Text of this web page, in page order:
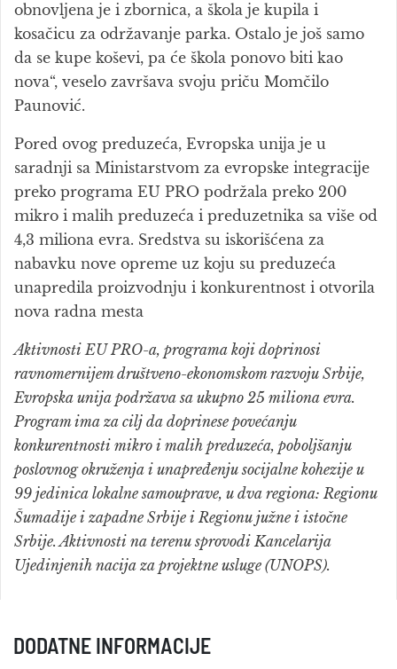
obnovljena je i zbornica, a škola je kupila i
kosačicu za održavanje parka. Ostalo je još samo
da se kupe koševi, pa će škola ponovo biti kao
nova“, veselo završava svoju priču Momčilo
Paunović.
Pored ovog preduzeća, Evropska unija je u
saradnji sa Ministarstvom za evropske integracije
preko programa EU PRO podržala preko 200
mikro i malih preduzeća i preduzetnika sa više od
4,3 miliona evra. Sredstva su iskorišćena za
nabavku nove opreme uz koju su preduzeća
unapredila proizvodnju i konkurentnost i otvorila
nova radna mesta
Aktivnosti EU PRO-a, programa koji doprinosi
ravnomernijem društveno-ekonomskom razvoju Srbije,
Evropska unija podržava sa ukupno 25 miliona evra.
Program ima za cilj da doprinese povećanju
konkurentnosti mikro i malih preduzeća, poboljšanju
poslovnog okruženja i unapređenju socijalne kohezije u
99 jedinica lokalne samouprave, u dva regiona: Regionu
Šumadije i zapadne Srbije i Regionu južne i istočne
Srbije. Aktivnosti na terenu sprovodi Kancelarija
Ujedinjenih nacija za projektne usluge (UNOPS).
DODATNE INFORMACIJE